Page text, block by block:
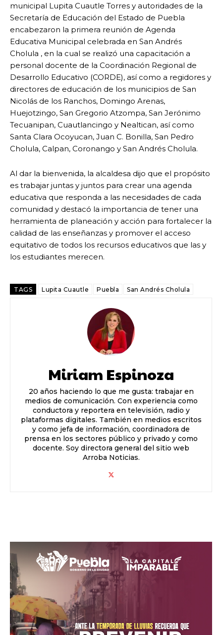
municipal Lupita Cuautle Torres y autoridades de la
Secretaría de Educación del Estado de Puebla
encabezaron la primera reunión de Agenda
Educativa Municipal celebrada en San Andrés
Cholula , en la cual se realizó una capacitación a
personal docente de la Coordinación Regional de
Desarrollo Educativo (CORDE), así como a regidores y
directores de educación de los municipios de San
Nicolás de los Ranchos, Domingo Arenas,
Huejotzingo, San Gregorio Atzompa, San Jerónimo
Tecuanipan, Cuautlancingo y Nealtican, así como
Santa Clara Ocoyucan, Juan C. Bonilla, San Pedro
Cholula, Calpan, Coronango y San Andrés Cholula.
Al dar la bienvenida, la alcaldesa dijo que el propósito
es trabajar juntas y juntos para crear una agenda
educativa que responda a las necesidades de cada
comunidad y destacó la importancia de tener una
herramienta de planeación y acción para fortalecer la
calidad de las enseñanzas y promover el acceso
equitativo de todos los recursos educativos que las y
los estudiantes merecen.
TAGS Lupita Cuautle Puebla San Andrés Cholula
Miriam Espinoza
20 años haciendo lo que me gusta: trabajar en
medios de comunicación. Con experiencia como
conductora y reportera en televisión, radio y
plataformas digitales. También en medios escritos
y como jefa de información, coordinadora de
prensa en los sectores público y privado y como
docente. Soy directora general del sitio web
Arroba Noticias.